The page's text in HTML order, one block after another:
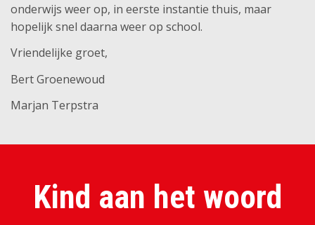
onderwijs weer op, in eerste instantie thuis, maar
hopelijk snel daarna weer op school.
Vriendelijke groet,
Bert Groenewoud
Marjan Terpstra
Kind aan het woord